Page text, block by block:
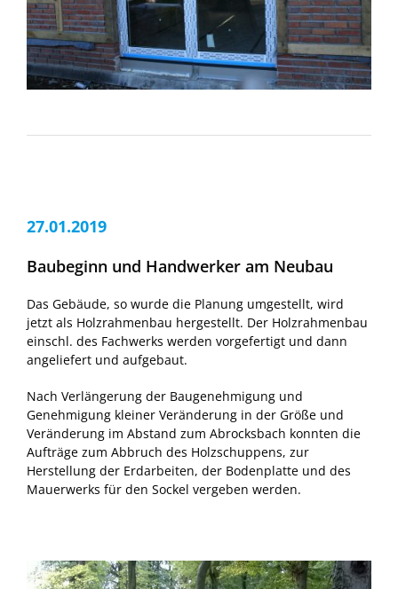
27.01.2019
Baubeginn und Handwerker am Neubau
Das Gebäude, so wurde die Planung umgestellt, wird
jetzt als Holzrahmenbau hergestellt. Der Holzrahmenbau
einschl. des Fachwerks werden vorgefertigt und dann
angeliefert und aufgebaut.
Nach Verlängerung der Baugenehmigung und
Genehmigung kleiner Veränderung in der Größe und
Veränderung im Abstand zum Abrocksbach konnten die
Aufträge zum Abbruch des Holzschuppens, zur
Herstellung der Erdarbeiten, der Bodenplatte und des
Mauerwerks für den Sockel vergeben werden.